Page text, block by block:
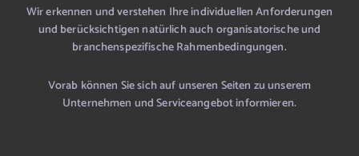
Wir erkennen und verstehen Ihre individuellen Anforderungen
und berücksichtigen natürlich auch organisatorische und
branchenspezifische Rahmenbedingungen.
Vorab können Sie sich auf unseren Seiten zu unserem
Unternehmen und Serviceangebot informieren.